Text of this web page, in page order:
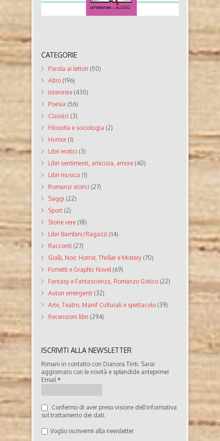
CATEGORIE
Parola ai lettori (50)
Altro (196)
Interviste (430)
Poesia (56)
Classici (3)
Filosofia e sociologia (2)
Humor(1)
Libri erotici (3)
Libri sentimenti, amicizia, amore (40)
Libri musica (1)
Romanzi storici (27)
Saggi (22)
Sport (2)
Storie vere (18)
Libri Bambini/Ragazzi (14)
Racconti (27)
Gialli, Noir, Horror, Thriller e Mistery (70)
Fumetti e Graphic Novel(69)
Fantasy e Fantascienza, Romanzo Gotico (22)
Autori emergenti (32)
Arte, Teatro, Manif Culturali e spettacolo (39)
Recensioni libri (294)
ISCRIVITI ALLA NEWSLETTER
Rimani in contatto con Dianora Tinti. Sarai
aggiornato con le novità e splendide anteprime!
Email*
Confermo di aver preso visione dell'informativa
sul trattamento dei dati.
Voglio iscrivermi alla newsletter